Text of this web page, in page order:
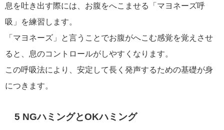
息を吐き出す際には、お腹をへこませる「マヨネーズ呼
吸」を練習します。
「マヨネーズ」と言うことでお腹がへこむ感覚を覚えさせ
ると、息のコントロールがしやすくなります。
この呼吸法により、安定して長く発声するための基礎が身
につきます。
5 NGハミングとOKハミング